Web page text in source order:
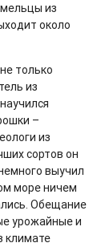
из
около
только
из
–
из
сортов он
выучил
море ничем
Обещание
урожайные и
климате